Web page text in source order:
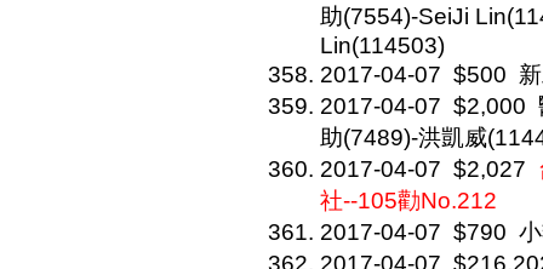
助(7554)-SeiJi
Lin(114503)
2017-04-07 $500
2017-04-07 $2,000
助(7489)-洪凱威
2017-04-07 $2,027
社--105勸No.212
2017-04-07 $790